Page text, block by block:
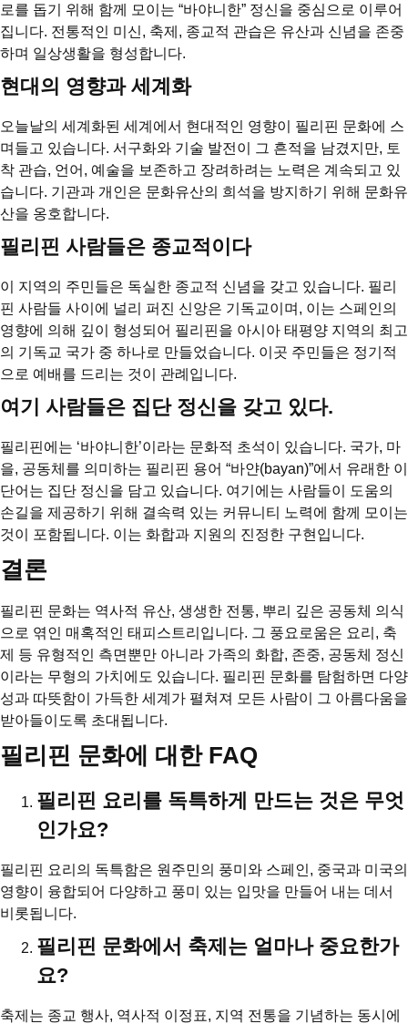
로를 돕기 위해 함께 모이는 “바야니한” 정신을 중심으로 이루어
집니다. 전통적인 미신, 축제, 종교적 관습은 유산과 신념을 존중
하며 일상생활을 형성합니다.
현대의 영향과 세계화
오늘날의 세계화된 세계에서 현대적인 영향이 필리핀 문화에 스
며들고 있습니다. 서구화와 기술 발전이 그 흔적을 남겼지만, 토
착 관습, 언어, 예술을 보존하고 장려하려는 노력은 계속되고 있
습니다. 기관과 개인은 문화유산의 희석을 방지하기 위해 문화유
산을 옹호합니다.
필리핀 사람들은 종교적이다
이 지역의 주민들은 독실한 종교적 신념을 갖고 있습니다. 필리
핀 사람들 사이에 널리 퍼진 신앙은 기독교이며, 이는 스페인의
영향에 의해 깊이 형성되어 필리핀을 아시아 태평양 지역의 최고
의 기독교 국가 중 하나로 만들었습니다. 이곳 주민들은 정기적
으로 예배를 드리는 것이 관례입니다.
여기 사람들은 집단 정신을 갖고 있다.
필리핀에는 ‘바야니한’이라는 문화적 초석이 있습니다. 국가, 마
을, 공동체를 의미하는 필리핀 용어 “바얀(bayan)”에서 유래한 이
단어는 집단 정신을 담고 있습니다. 여기에는 사람들이 도움의
손길을 제공하기 위해 결속력 있는 커뮤니티 노력에 함께 모이는
것이 포함됩니다. 이는 화합과 지원의 진정한 구현입니다.
결론
필리핀 문화는 역사적 유산, 생생한 전통, 뿌리 깊은 공동체 의식
으로 엮인 매혹적인 태피스트리입니다. 그 풍요로움은 요리, 축
제 등 유형적인 측면뿐만 아니라 가족의 화합, 존중, 공동체 정신
이라는 무형의 가치에도 있습니다. 필리핀 문화를 탐험하면 다양
성과 따뜻함이 가득한 세계가 펼쳐져 모든 사람이 그 아름다움을
받아들이도록 초대됩니다.
필리핀 문화에 대한 FAQ
필리핀 요리를 독특하게 만드는 것은 무엇
인가요?
필리핀 요리의 독특함은 원주민의 풍미와 스페인, 중국과 미국의
영향이 융합되어 다양하고 풍미 있는 입맛을 만들어 내는 데서
비롯됩니다.
필리핀 문화에서 축제는 얼마나 중요한가
요?
축제는 종교 행사, 역사적 이정표, 지역 전통을 기념하는 동시에